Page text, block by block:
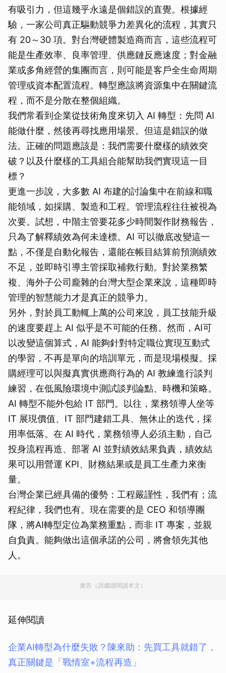
有吸引力，但這幾乎永遠是個錯誤的直覺。根據經
驗，一家公司真正驅動競爭力差異化的流程，其實只
有 20～30 項。對台灣硬體製造商而言，這些流程可
能是生產效率、良率管理、供應鏈反應速度；對金融
業或多角經營的集團而言，則可能是客戶全生命周期
管理或資本配置流程。轉型應該將資源集中在關鍵流
程，而不是分散在整個組織。
我們常看到企業從技術角度來切入 AI 轉型：先問 AI
能做什麼，然後再尋找應用場景。但這是錯誤的做
法。正確的問題應該是：我們需要什麼樣的績效突
破？以及什麼樣的工具組合能幫助我們實現這一目
標？
更進一步說，大多數 AI 布建的討論集中在前線和職
能領域，如採購、製造和工程。管理流程往往被視為
次要。試想，中階主管要花多少時間製作財務報告，
只為了解釋績效為何未達標。AI 可以徹底改變這一
點，不僅是自動化報告，還能在帳目結算前預測績效
不足，並即時引導主管採取補救行動。對於業務繁
複、海外子公司龐雜的台灣大型企業來說，這種即時
管理的智慧能力才是真正的競爭力。
另外，對於員工動輒上萬的公司來說，員工技能升級
的速度要趕上 AI 似乎是不可能的任務。然而，AI可
以改變這個算式，AI 能夠針對特定職位實現互動式
的學習，不再是單向的培訓單元，而是現場模擬。採
購經理可以與擬真實供應商行為的 AI 教練進行談判
練習，在低風險環境中測試談判論點、時機和策略。
AI 轉型不能外包給 IT 部門。以往，業務領導人坐等
IT 展現價值、IT 部門建錯工具、無休止的迭代，採
用率低落。在 AI 時代，業務領導人必須主動，自己
投身流程再造、部署 AI 並對績效結果負責，績效結
果可以用營運 KPI、財務結果或是員工生產力來衡
量。
台灣企業已經具備的優勢：工程嚴謹性，我們有；流
程紀律，我們也有。現在需要的是 CEO 和領導團
隊，將AI轉型定位為業務重點，而非 IT 專案，並親
自負責。能夠做出這個承諾的公司，將會領先其他
人。
廣告（請繼續閱讀本文）
延伸閱讀
企業AI轉型為什麼失敗？陳來助：先買工具就錯了，
真正關鍵是「戰情室+流程再造」